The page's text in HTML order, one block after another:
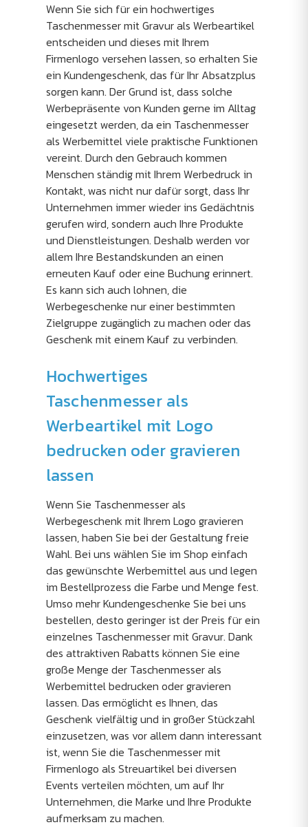
Wenn Sie sich für ein hochwertiges
Taschenmesser mit Gravur als Werbeartikel
entscheiden und dieses mit Ihrem
Firmenlogo versehen lassen, so erhalten Sie
ein Kundengeschenk, das für Ihr Absatzplus
sorgen kann. Der Grund ist, dass solche
Werbepräsente von Kunden gerne im Alltag
eingesetzt werden, da ein Taschenmesser
als Werbemittel viele praktische Funktionen
vereint. Durch den Gebrauch kommen
Menschen ständig mit Ihrem Werbedruck in
Kontakt, was nicht nur dafür sorgt, dass Ihr
Unternehmen immer wieder ins Gedächtnis
gerufen wird, sondern auch Ihre Produkte
und Dienstleistungen. Deshalb werden vor
allem Ihre Bestandskunden an einen
erneuten Kauf oder eine Buchung erinnert.
Es kann sich auch lohnen, die
Werbegeschenke nur einer bestimmten
Zielgruppe zugänglich zu machen oder das
Geschenk mit einem Kauf zu verbinden.
Hochwertiges
Taschenmesser als
Werbeartikel mit Logo
bedrucken oder gravieren
lassen
Wenn Sie Taschenmesser als
Werbegeschenk mit Ihrem Logo gravieren
lassen, haben Sie bei der Gestaltung freie
Wahl. Bei uns wählen Sie im Shop einfach
das gewünschte Werbemittel aus und legen
im Bestellprozess die Farbe und Menge fest.
Umso mehr Kundengeschenke Sie bei uns
bestellen, desto geringer ist der Preis für ein
einzelnes Taschenmesser mit Gravur. Dank
des attraktiven Rabatts können Sie eine
große Menge der Taschenmesser als
Werbemittel bedrucken oder gravieren
lassen. Das ermöglicht es Ihnen, das
Geschenk vielfältig und in großer Stückzahl
einzusetzen, was vor allem dann interessant
ist, wenn Sie die Taschenmesser mit
Firmenlogo als Streuartikel bei diversen
Events verteilen möchten, um auf Ihr
Unternehmen, die Marke und Ihre Produkte
aufmerksam zu machen.